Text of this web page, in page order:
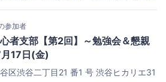
参加者
者支部【第2回】～勉強会＆懇親
17日(金)
区渋谷二丁目21 番1 号 渋谷ヒカリエ31